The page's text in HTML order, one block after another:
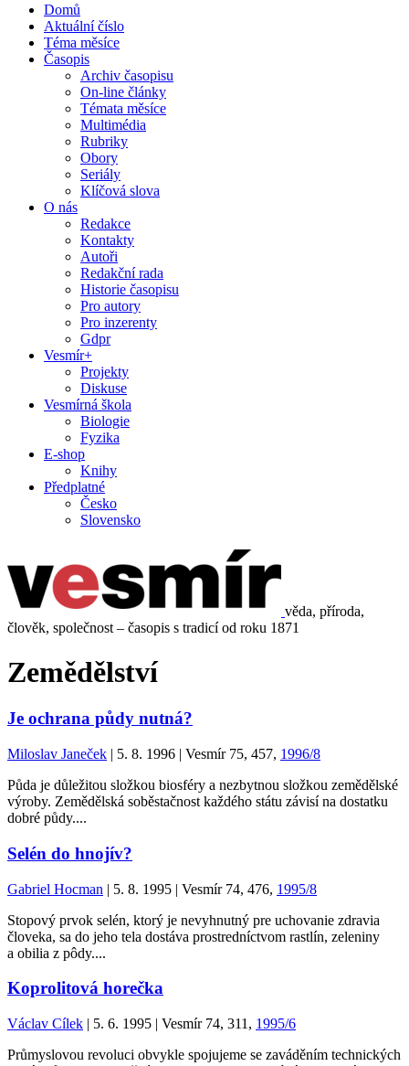
Domů
Aktuální číslo
Téma měsíce
Časopis
Archiv časopisu
On-line články
Témata měsíce
Multimédia
Rubriky
Obory
Seriály
Klíčová slova
O nás
Redakce
Kontakty
Autoři
Redakční rada
Historie časopisu
Pro autory
Pro inzerenty
Gdpr
Vesmír+
Projekty
Diskuse
Vesmírná škola
Biologie
Fyzika
E-shop
Knihy
Předplatné
Česko
Slovensko
věda, příroda,
člověk, společnost – časopis s tradicí od roku 1871
Zemědělství
Je ochrana půdy nutná?
Miloslav Janeček | 5. 8. 1996 | Vesmír 75, 457, 1996/8
Půda je důležitou složkou biosféry a nezbytnou složkou zemědělské
výroby. Zemědělská soběstačnost každého státu závisí na dostatku
dobré půdy....
Selén do hnojív?
Gabriel Hocman | 5. 8. 1995 | Vesmír 74, 476, 1995/8
Stopový prvok selén, ktorý je nevyhnutný pre uchovanie zdravia
človeka, sa do jeho tela dostáva prostredníctvom rastlín, zeleniny
a obilia z pôdy....
Koprolitová horečka
Václav Cílek | 5. 6. 1995 | Vesmír 74, 311, 1995/6
Průmyslovou revoluci obvykle spojujeme se zaváděním technických